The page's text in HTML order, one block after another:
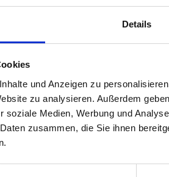
Details
und Anzeigen zu
zu analysieren. Außerdem
soziale Medien, Werbung und
zusammen, die Sie ihnen
Rheder nach den Original-
Herkunft mit